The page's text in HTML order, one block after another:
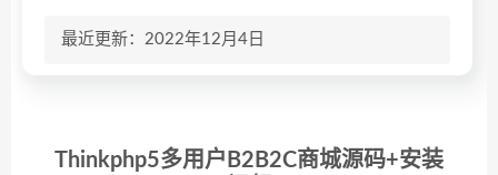
最近更新：2022年12月4日
Thinkphp5多用户B2B2C商城源码+安装